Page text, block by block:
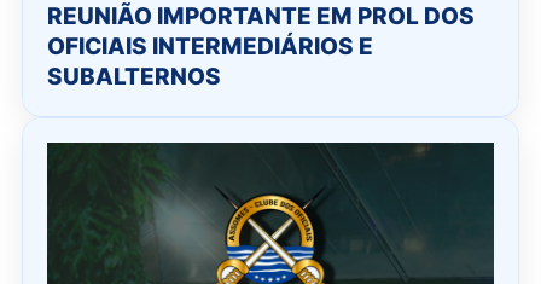
REUNIÃO IMPORTANTE EM PROL DOS
OFICIAIS INTERMEDIÁRIOS E
SUBALTERNOS